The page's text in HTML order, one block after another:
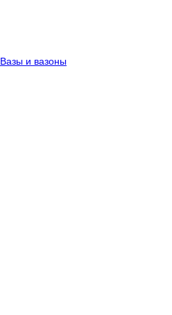
Вазы и вазоны